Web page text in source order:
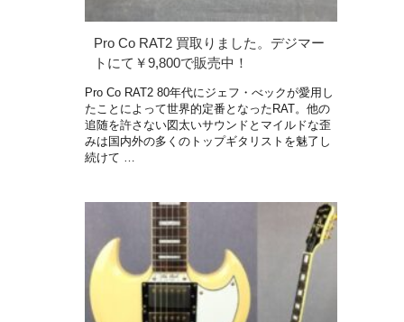
Pro Co RAT2 買取りました。デジマー
トにて￥9,800で販売中！
Pro Co RAT2 80年代にジェフ・べックが愛用し
たことによって世界的定番となったRAT。他の
追随を許さない図太いサウンドとマイルドな歪
みは国内外の多くのトップギタリストを魅了し
続けて …